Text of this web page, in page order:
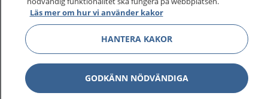
På 1177.se får du råd om hälsa och information om
sjukdomar och vilka mottagningar du kan kontakta.
Logga in för att läsa din journal och göra dina
vårdärenden. Ring telefonnummer 1177 för
sjukvårdsrådgivning dygnet runt.
1177 ger dig råd när du vill må bättre.
Läs mer om hur vi använder kakor
HANTERA KAKOR
GODKÄNN NÖDVÄNDIGA